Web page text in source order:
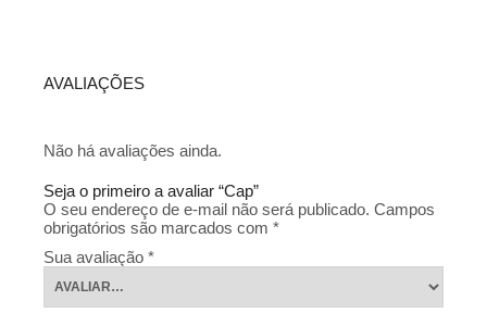
AVALIAÇÕES
Não há avaliações ainda.
Seja o primeiro a avaliar “Cap”
O seu endereço de e-mail não será publicado. Campos
obrigatórios são marcados com *
Sua avaliação *